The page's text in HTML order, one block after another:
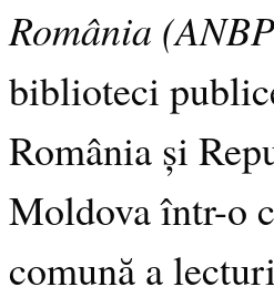
România
biblioteci
România și
Moldova într-o
comună a